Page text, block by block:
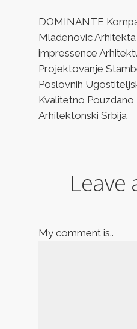
DOMINANTE
Mladenovic
impressence
Projektovanje
Poslovnih
Kvalitetno
Arhitektonski Srbija
Leave
My comment is..